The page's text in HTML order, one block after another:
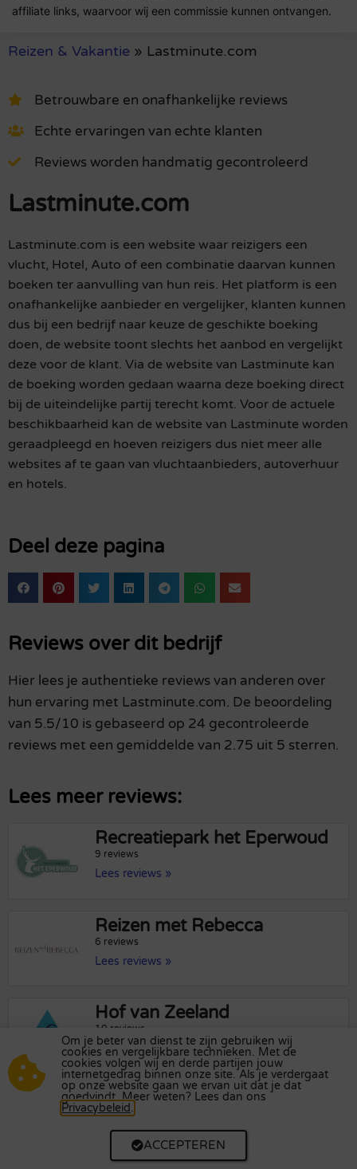
affiliate links, waarvoor wij een commissie kunnen ontvangen.
Reizen & Vakantie » Lastminute.com
Betrouwbare en onafhankelijke reviews
Echte ervaringen van echte klanten
Reviews worden handmatig gecontroleerd
Lastminute.com
Lastminute.com is een website waar reizigers een
vlucht, Hotel, Auto of een combinatie daarvan kunnen
boeken ter aanvulling van hun reis. Het platform is een
onafhankelijke aanbieder en vergelijker, klanten kunnen
dus bij een bedrijf naar keuze de geschikte boeking
doen, de website toont slechts het aanbod en vergelijkt
deze voor de klant. Via de website van Lastminute kan
de boeking worden gedaan waarna deze boeking direct
bij de uiteindelijke partij terecht komt. Voor de actuele
beschikbaarheid kan de website van Lastminute worden
geraadpleegd en hoeven reizigers dus niet meer alle
websites af te gaan van vluchtaanbieders, autoverhuur
en hotels.
Deel deze pagina
Reviews over dit bedrijf
Hier lees je authentieke reviews van anderen over
hun ervaring met Lastminute.com. De beoordeling
van 5.5/10 is gebaseerd op 24 gecontroleerde
reviews met een gemiddelde van 2.75 uit 5 sterren.
Lees meer reviews:
Recreatiepark het Eperwoud
9 reviews
Lees reviews »
Reizen met Rebecca
6 reviews
Lees reviews »
Hof van Zeeland
10 reviews
Lees reviews »
Singlecamps.nl
2 reviews
Lees reviews »
Om je beter van dienst te zijn gebruiken wij
cookies en vergelijkbare technieken. Met de
cookies volgen wij en derde partijen jouw
internetgedrag binnen onze site. Als je verdergaat
op onze website gaan we ervan uit dat je dat
goedvindt. Meer weten? Lees dan ons
Privacybeleid.
ACCEPTEREN